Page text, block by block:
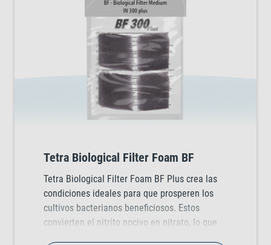
Tetra Biological Filter Foam BF
Tetra Biological Filter Foam BF Plus crea las
condiciones ideales para que prosperen los
cultivos bacterianos beneficiosos. Estos
convierten el nitrito nocivo en nitrato, lo que